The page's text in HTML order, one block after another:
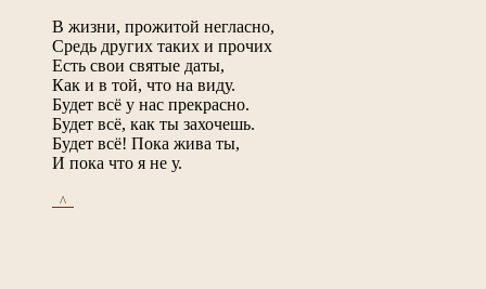
В жизни, прожитой негласно,
Средь других таких и прочих
Есть свои святые даты,
Как и в той, что на виду.
Будет всё у нас прекрасно.
Будет всё, как ты захочешь.
Будет всё! Пока жива ты,
И пока что я не у.
_^_